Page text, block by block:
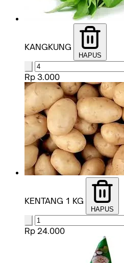
KANGKUNG
HAPUS
Rp 3.000
KENTANG 1 KG
HAPUS
Rp 24.000